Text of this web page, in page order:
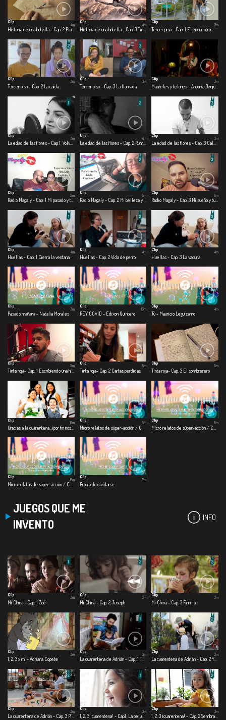
Clip
4m
Clip
Historia de una botella - Cap. 3 Tinta
4m
Clip
Tercer piso - Cap. 1 El encuentro
3m
Clip
Tercer piso - Cap. 2 La caída
3m
Clip
Tercer piso - Cap. 3 La llamada
3m
Clip
3m
Clip
La edad de las flores - Cap 1. Volver a creer
3m
Clip
La edad de las flores - Cap. 2 Rumbo
4m
Clip
La edad de las flores - Cap. 3 Calma
3m
Clip
5m
Clip
5m
Clip
6m
Clip
Huellas - Cap. 1 Cierra la ventana
4m
Clip
Huellas - Cap. 2 Vida de perro
4m
Clip
Huellas - Cap. 3 La vacuna
4m
Clip
Pasado mañana - Natalia Morales
3m
Clip
REY COVID - Edixon Quintero
16m
Clip
Tú - Mauricio Leguízamo
4m
Clip
5m
Clip
Tinta roja- Cap. 2 Cartas perdidas
5m
Clip
Tinta roja- Cap. 3 El sombrerero
5m
Clip
6m
Clip
Micro relatos de súper-acción / COVID – 19 - Cap 1. Covid-viendo con el enemigo
6m
Clip
6m
Clip
6m
Clip
Prohibido olvidarse
2m
JUEGOS QUE ME
INVENTO
INFO
Clip
Mi China - Cap. 1 Zoé
3m
Clip
Mi China - Cap. 2 Juseph
3m
Clip
Mi China - Cap. 3 Familia
3m
Clip
1, 2, 3 x mí - Adriana Copete
3m
Clip
La cuarentena de Adrián - Cap. 1 Te cuido, me cuido
3m
Clip
La cuarentena de Adrián - Cap. 2 Yo quiero ser
3m
Clip
3m
Clip
1, 2, 3 ¡cuarentena! - Cap1. La peluquería
3m
Clip
3m